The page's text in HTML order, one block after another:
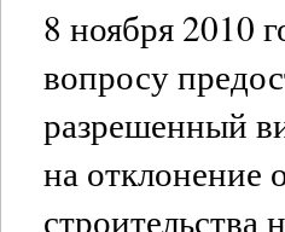
8 ноября 2010
вопросу
разрешенный
на отклонение
строительства